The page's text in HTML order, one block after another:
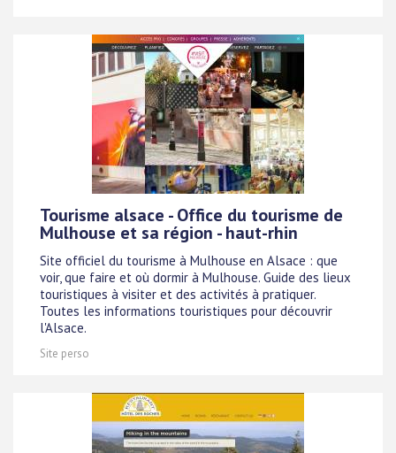
Tourisme alsace - Office du tourisme de
Mulhouse et sa région - haut-rhin
Site officiel du tourisme à Mulhouse en Alsace : que
voir, que faire et où dormir à Mulhouse. Guide des lieux
touristiques à visiter et des activités à pratiquer.
Toutes les informations touristiques pour découvrir
l'Alsace.
Site perso